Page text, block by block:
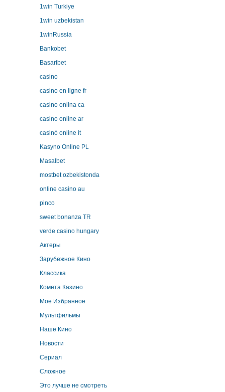
1win Turkiye
1win uzbekistan
1winRussia
Bankobet
Basaribet
casino
casino en ligne fr
casino onlina ca
casino online ar
casinò online it
Kasyno Online PL
Masalbet
mostbet ozbekistonda
online casino au
pinco
sweet bonanza TR
verde casino hungary
Актеры
Зарубежное Кино
Классика
Комета Казино
Мое Избранное
Мультфильмы
Наше Кино
Новости
Сериал
Сложное
Это лучше не смотреть